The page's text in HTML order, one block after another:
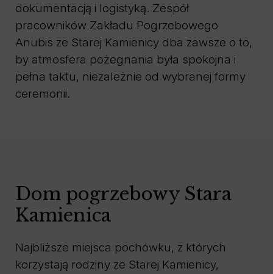
dokumentacją i logistyką. Zespół
pracowników Zakładu Pogrzebowego
Anubis ze Starej Kamienicy dba zawsze o to,
by atmosfera pożegnania była spokojna i
pełna taktu, niezależnie od wybranej formy
ceremonii.
Dom pogrzebowy Stara
Kamienica
Najbliższe miejsca pochówku, z których
korzystają rodziny ze Starej Kamienicy,